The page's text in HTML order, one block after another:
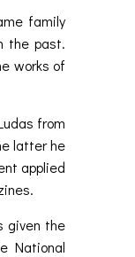
family
the past.
works of
from
latter he
applied
given the
National